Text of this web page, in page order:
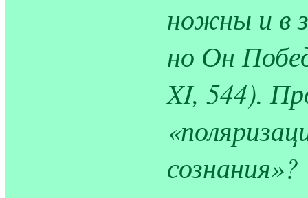
ножны и в
но Он
XI, 544).
сознания»?